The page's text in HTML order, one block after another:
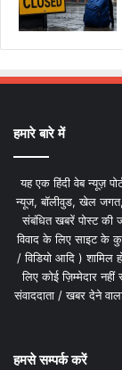
हमारे बारे में
यह एक हिंदी वेब न्यूज़
न्यूज, बॉलीवुड, खेल जगत,
संबंधित खबरें पोस्ट की
विवाद के लिए साइट के
/ विडियो आदि ) शामिल
लिए कोई ज़िम्मेदार
संवाददाता / खबर देने
हमसे सम्पर्क करें